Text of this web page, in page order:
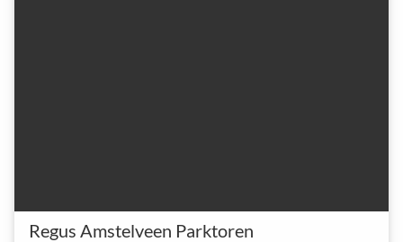
Regus Amstelveen Parktoren